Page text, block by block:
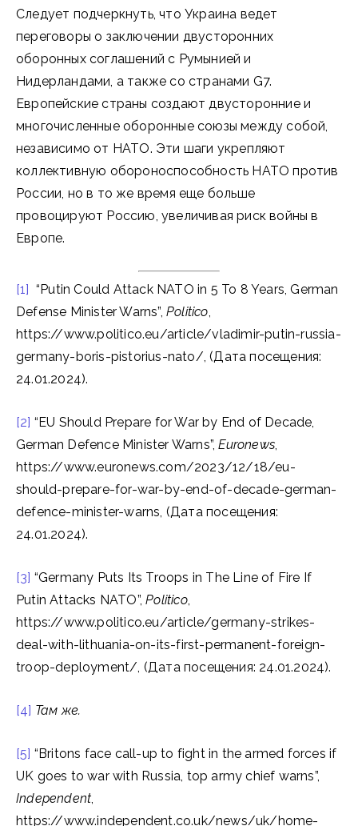
Следует подчеркнуть, что Украина ведет
переговоры о заключении двусторонних
оборонных соглашений с Румынией и
Нидерландами, а также со странами G7.
Европейские страны создают двусторонние и
многочисленные оборонные союзы между собой,
независимо от НАТО. Эти шаги укрепляют
коллективную обороноспособность НАТО против
России, но в то же время еще больше
провоцируют Россию, увеличивая риск войны в
Европе.
[1] “Putin Could Attack NATO in 5 To 8 Years, German
Defense Minister Warns”, Politico,
https://www.politico.eu/article/vladimir-putin-russia-
germany-boris-pistorius-nato/, (Дата посещения:
24.01.2024).
[2] “EU Should Prepare for War by End of Decade,
German Defence Minister Warns”,Euronews,
https://www.euronews.com/2023/12/18/eu-
should-prepare-for-war-by-end-of-decade-german-
defence-minister-warns, (Дата посещения:
24.01.2024).
[3] “Germany Puts Its Troops in The Line of Fire If
Putin Attacks NATO”,Politico,
https://www.politico.eu/article/germany-strikes-
deal-with-lithuania-on-its-first-permanent-foreign-
troop-deployment/, (Дата посещения: 24.01.2024).
[4] Там же.
[5] “Britons face call-up to fight in the armed forces if
UK goes to war with Russia, top army chief warns”,
Independent,
https://www.independent.co.uk/news/uk/home-